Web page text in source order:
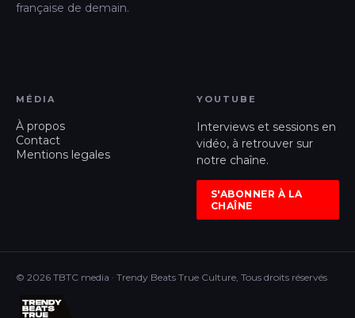
française de demain.
MÉDIA
À propos
Contact
Mentions legales
YOUTUBE
Interviews et sessions en
vidéo, à retrouver sur
notre chaîne.
S'ABONNER À LA
CHAÎNE
© 2026 TBTC media · Trendy Beats True Culture, Tous droits réservés